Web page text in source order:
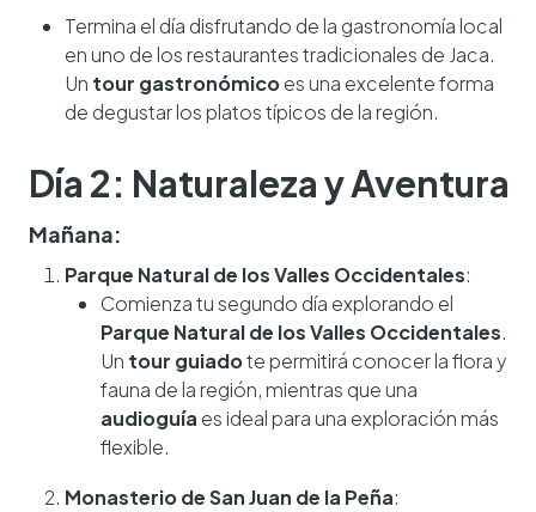
Termina el día disfrutando de la gastronomía local
en uno de los restaurantes tradicionales de Jaca.
Un tour gastronómicoes una excelente forma
de degustar los platos típicos de la región.
Día 2: Naturaleza y Aventura
Mañana:
Parque Natural de los Valles Occidentales:
Comienza tu segundo día explorando el
Parque Natural de los Valles Occidentales.
Un tour guiadote permitirá conocer la flora y
fauna de la región, mientras que una
audioguía es ideal para una exploración más
flexible.
Monasterio de San Juan de la Peña: